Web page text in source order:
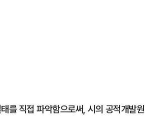
를 직접 파악함으로써, 시의 공적개발원